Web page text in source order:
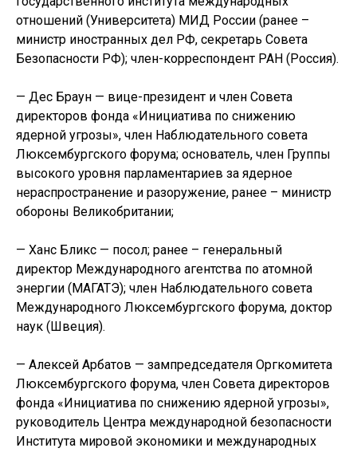
отношений (Университета) МИД России (ранее –
министр иностранных дел РФ, секретарь Совета
Безопасности РФ); член-корреспондент РАН (Россия).
— Дес Браун — вице-президент и член Совета
директоров фонда «Инициатива по снижению
ядерной угрозы», член Наблюдательного совета
Люксембургского форума; основатель, член Группы
высокого уровня парламентариев за ядерное
нераспространение и разоружение, ранее – министр
обороны Великобритании;
— Ханс Бликс — посол; ранее – генеральный
директор Международного агентства по атомной
энергии (МАГАТЭ); член Наблюдательного совета
Международного Люксембургского форума, доктор
наук (Швеция).
— Алексей Арбатов — зампредседателя Оргкомитета
Люксембургского форума, член Совета директоров
фонда «Инициатива по снижению ядерной угрозы»,
руководитель Центра международной безопасности
Института мировой экономики и международных